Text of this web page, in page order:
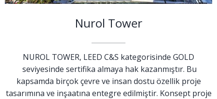
Nurol Tower
NUROL TOWER, LEED C&S kategorisinde GOLD
seviyesinde sertifika almaya hak kazanmıştır. Bu
kapsamda birçok çevre ve insan dostu özellik proje
tasarımına ve inşaatına entegre edilmiştir. Konsept proje